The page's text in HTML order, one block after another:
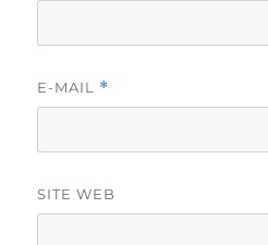
E-MAIL *
SITE WEB